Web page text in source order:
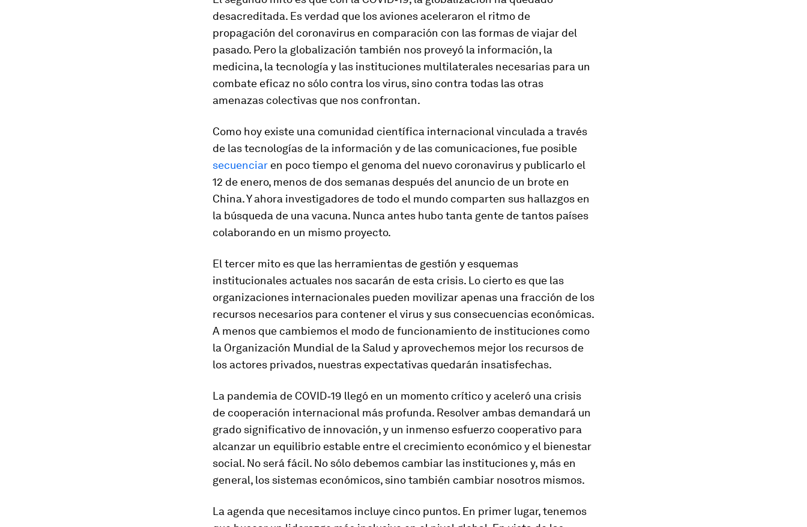
desacreditada. Es verdad que los aviones aceleraron el ritmo de
propagación del coronavirus en comparación con las formas de viajar del
pasado. Pero la globalización también nos proveyó la información, la
medicina, la tecnología y las instituciones multilaterales necesarias para un
combate eficaz no sólo contra los virus, sino contra todas las otras
amenazas colectivas que nos confrontan.
Como hoy existe una comunidad científica internacional vinculada a través
de las tecnologías de la información y de las comunicaciones, fue posible
secuenciar en poco tiempo el genoma del nuevo coronavirus y publicarlo el
12 de enero, menos de dos semanas después del anuncio de un brote en
China. Y ahora investigadores de todo el mundo comparten sus hallazgos en
la búsqueda de una vacuna. Nunca antes hubo tanta gente de tantos países
colaborando en un mismo proyecto.
El tercer mito es que las herramientas de gestión y esquemas
institucionales actuales nos sacarán de esta crisis. Lo cierto es que las
organizaciones internacionales pueden movilizar apenas una fracción de los
recursos necesarios para contener el virus y sus consecuencias económicas.
A menos que cambiemos el modo de funcionamiento de instituciones como
la Organización Mundial de la Salud y aprovechemos mejor los recursos de
los actores privados, nuestras expectativas quedarán insatisfechas.
La pandemia de COVID‑19 llegó en un momento crítico y aceleró una crisis
de cooperación internacional más profunda. Resolver ambas demandará un
grado significativo de innovación, y un inmenso esfuerzo cooperativo para
alcanzar un equilibrio estable entre el crecimiento económico y el bienestar
social. No será fácil. No sólo debemos cambiar las instituciones y, más en
general, los sistemas económicos, sino también cambiar nosotros mismos.
La agenda que necesitamos incluye cinco puntos. En primer lugar, tenemos